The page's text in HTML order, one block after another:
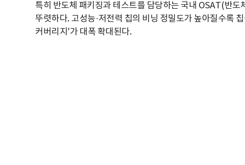
특히 반도체 패키징과 테스트를 담당하는 국내 OSAT(반도
뚜렷하다. 고성능·저전력 칩의 비닝 정밀도가 높아질수록
커버리지 '가 대폭 확대된다.